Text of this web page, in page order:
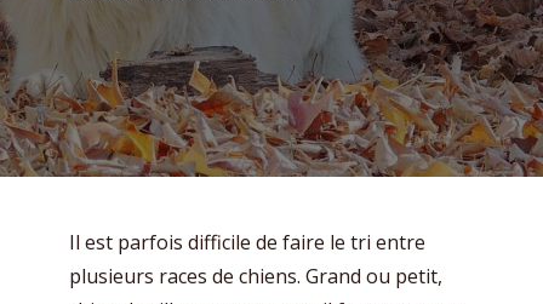
Il est parfois difficile de faire le tri entre
plusieurs races de chiens. Grand ou petit,